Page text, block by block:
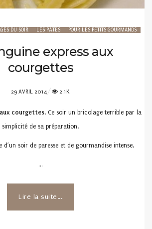
DU SOIR LES PÂTES POUR LES PETITS GOURMANDS
express aux
courgettes
POSTED
29 AVRIL 2014 2.1K
courgettes. Ce soir un bricolage terrible par la
simplicité de sa préparation.
d’un soir de paresse et de gourmandise intense.
…
Lire la suite...